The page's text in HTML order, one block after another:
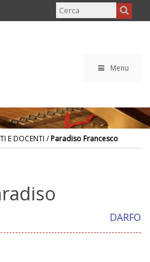
Menu
E DOCENTI /Paradiso Francesco
DARFO